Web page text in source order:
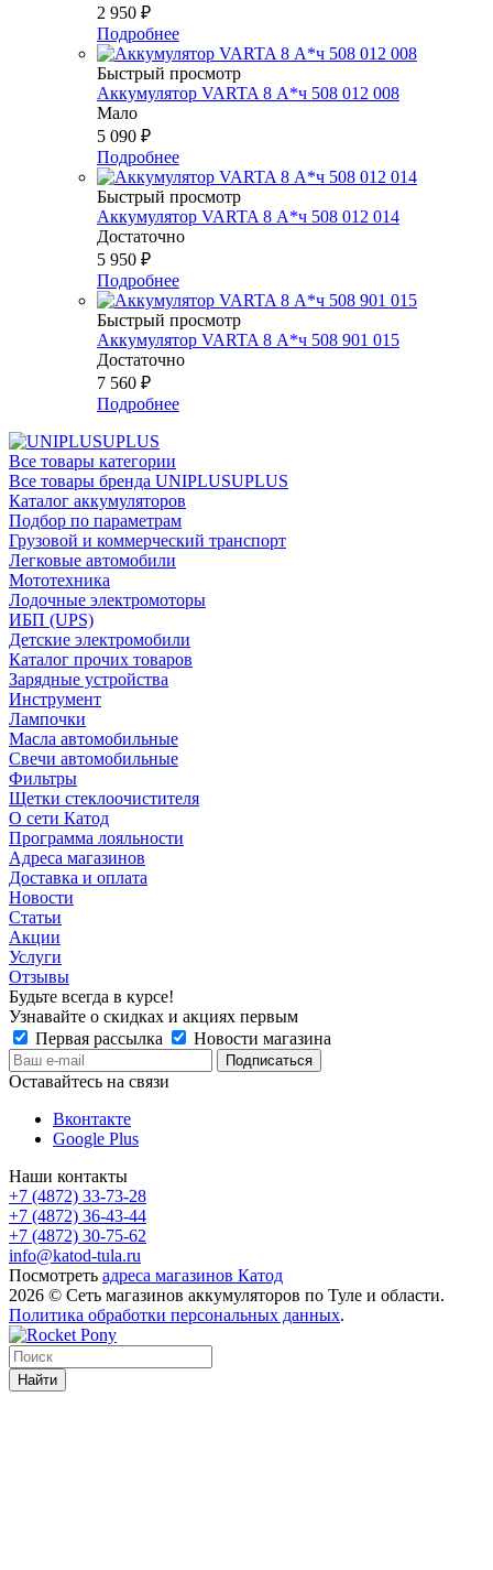
2 950 ₽
Подробнее
Быстрый просмотр
Аккумулятор VARTA 8 А*ч 508 012 008
Мало
5 090 ₽
Подробнее
Быстрый просмотр
Аккумулятор VARTA 8 А*ч 508 012 014
Достаточно
5 950 ₽
Подробнее
Быстрый просмотр
Аккумулятор VARTA 8 А*ч 508 901 015
Достаточно
7 560 ₽
Подробнее
Все товары категории
Все товары бренда UNIPLUSUPLUS
Каталог аккумуляторов
Подбор по параметрам
Грузовой и коммерческий транспорт
Легковые автомобили
Мототехника
Лодочные электромоторы
ИБП (UPS)
Детские электромобили
Каталог прочих товаров
Зарядные устройства
Инструмент
Лампочки
Масла автомобильные
Свечи автомобильные
Фильтры
Щетки стеклоочистителя
О сети Катод
Программа лояльности
Адреса магазинов
Доставка и оплата
Новости
Статьи
Акции
Услуги
Отзывы
Будьте всегда в курсе!
Узнавайте о скидках и акциях первым
Первая рассылка
Новости магазина
Оставайтесь на связи
Вконтакте
Google Plus
Наши контакты
+7 (4872) 33-73-28
+7 (4872) 36-43-44
+7 (4872) 30-75-62
info@katod-tula.ru
Посмотреть адреса магазинов Катод
2026 © Сеть магазинов аккумуляторов по Туле и области.
Политика обработки персональных данных.
Найти